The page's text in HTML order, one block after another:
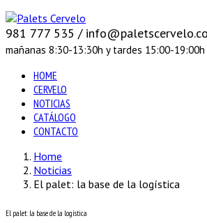
981 777 535 /
mañanas 8:30-13:30h y tardes 15:00-19:00h
HOME
CERVELO
NOTICIAS
CATÁLOGO
CONTACTO
Home
Noticias
El palet: la base de la logística
El palet: la base de la logística